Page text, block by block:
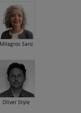
Milagros Sanz
Oliver Style